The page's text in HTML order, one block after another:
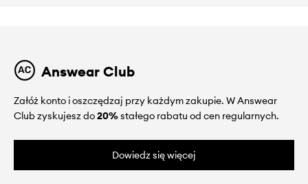
Answear Club
Załóż konto i oszczędzaj przy każdym zakupie. W Answear
Club zyskujesz do20%stałego rabatu od cen regularnych.
Dowiedz się więcej